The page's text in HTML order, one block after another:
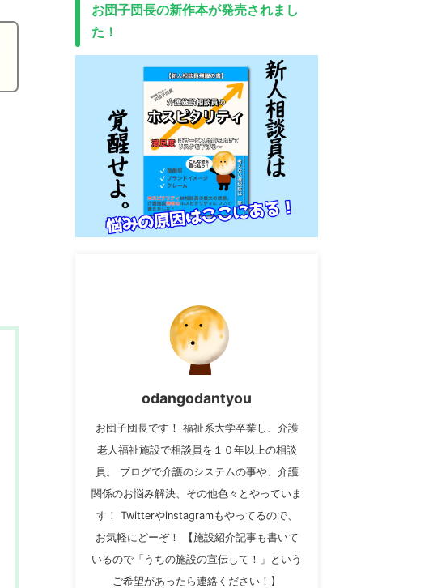
お団子団長の新作本が発売されまし
た！
odangodantyou
お団子団長です！ 福祉系大学卒業し、介護
老人福祉施設で相談員を１０年以上の相談
員。 ブログで介護のシステムの事や、介護
関係のお悩み解決、その他色々とやっていま
す！ Twitterやinstagramもやってるので、
お気軽にどーぞ！ 【施設紹介記事も書いて
いるので「うちの施設の宣伝して！」という
ご希望があったら連絡ください！】